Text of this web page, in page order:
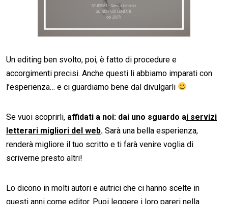
Un editing ben svolto, poi, è fatto di procedure e
accorgimenti precisi. Anche questi li abbiamo imparati con
l’esperienza… e ci guardiamo bene dal divulgarli
Se vuoi scoprirli, affidati a noi: dai uno sguardo ai servizi
letterari migliori del web. Sarà una bella esperienza,
renderà migliore il tuo scritto e ti farà venire voglia di
scriverne presto altri!
Lo dicono in molti autori e autrici che ci hanno scelte in
questi anni come editor. Puoi leggere i loro pareri nella